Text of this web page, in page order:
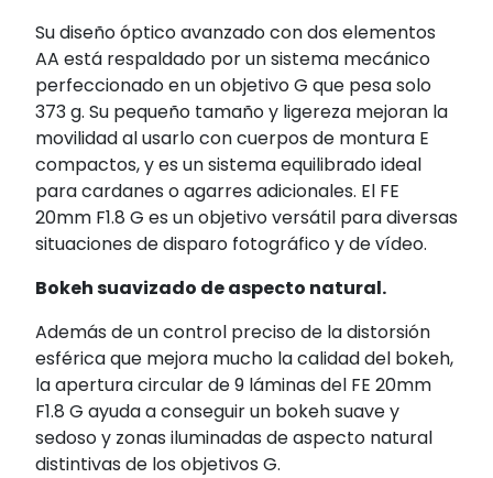
Su diseño óptico avanzado con dos elementos
AA está respaldado por un sistema mecánico
perfeccionado en un objetivo G que pesa solo
373 g. Su pequeño tamaño y ligereza mejoran la
movilidad al usarlo con cuerpos de montura E
compactos, y es un sistema equilibrado ideal
para cardanes o agarres adicionales. El FE
20mm F1.8 G es un objetivo versátil para diversas
situaciones de disparo fotográfico y de vídeo.
Bokeh suavizado de aspecto natural.
Además de un control preciso de la distorsión
esférica que mejora mucho la calidad del bokeh,
la apertura circular de 9 láminas del FE 20mm
F1.8 G ayuda a conseguir un bokeh suave y
sedoso y zonas iluminadas de aspecto natural
distintivas de los objetivos G.